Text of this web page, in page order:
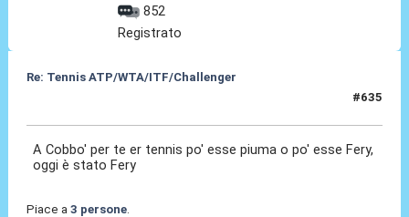
852
Registrato
Re: Tennis ATP/WTA/ITF/Challenger
#635
A Cobbo' per te er tennis po' esse piuma o po' esse Fery,
oggi è stato Fery
Piace a 3 persone.